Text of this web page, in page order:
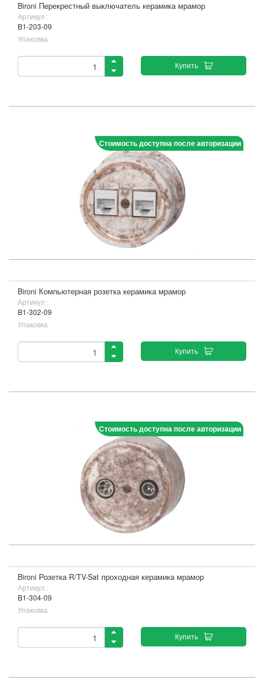
Bironi Перекрестный выключатель керамика мрамор
Артикул :
B1-203-09
Упаковка
Купить
Стоимость доступна после авторизации
Bironi Компьютерная розетка керамика мрамор
Артикул :
B1-302-09
Упаковка
Купить
Стоимость доступна после авторизации
Bironi Розетка R/TV-Sat проходная керамика мрамор
Артикул :
B1-304-09
Упаковка
Купить